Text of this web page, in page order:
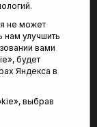
не может
нам улучшить
вами
будет
Яндекса в
выбрав